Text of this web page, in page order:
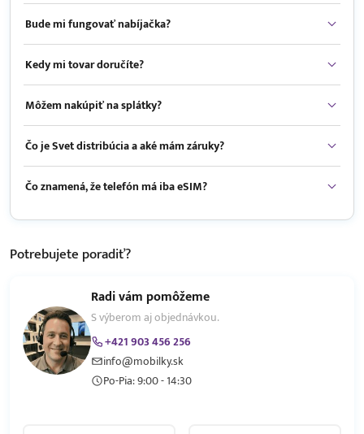
Bude mi fungovať nabíjačka?
Kedy mi tovar doručíte?
Môžem nakúpiť na splátky?
Čo je Svet distribúcia a aké mám záruky?
Čo znamená, že telefón má iba eSIM?
Potrebujete poradiť?
Radi vám pomôžeme
S výberom aj objednávkou.
+421 903 456 256
info@mobilky.sk
Po-Pia: 9:00 - 14:30